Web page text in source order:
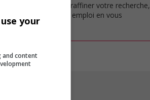
nos outils pour raffiner votre recherche,
profil d'intérêt en emploi en vous
your
and content